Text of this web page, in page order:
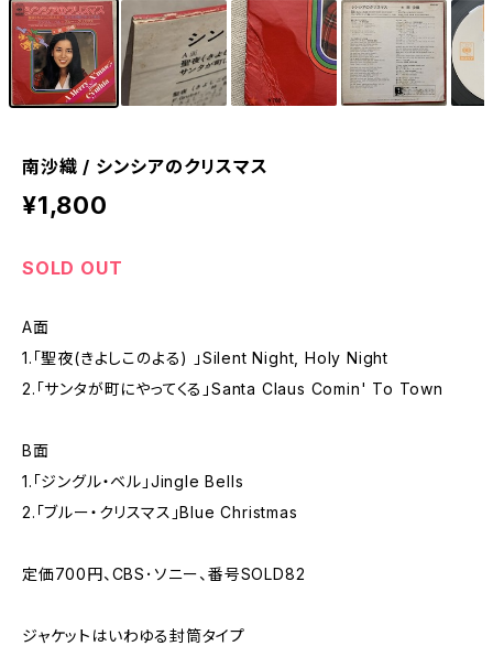
南沙織 / シンシアのクリスマス
¥1,800
SOLD OUT
A面
1.「聖夜(きよしこのよる) 」Silent Night, Holy Night
2.「サンタが町にやってくる」Santa Claus Comin' To Town
B面
1.「ジングル・ベル」Jingle Bells
2.「ブルー・クリスマス」Blue Christmas
定価700円、CBS･ソニー、番号SOLD82
ジャケットはいわゆる封筒タイプ